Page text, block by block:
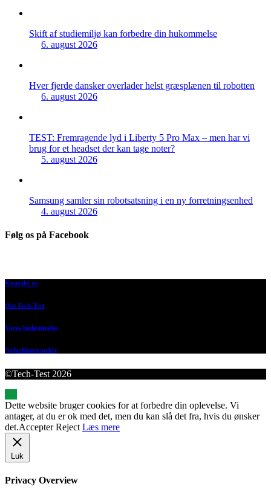
Skift af studiemiljø kan forbedre din hukommelse
6. august 2026
Hver fjerde dansker overlader helst græsplænen til robotten
6. august 2026
TEST: Fremragende lyd i Liberty 5 Pro Max – men har vi
brug for et headset der kan tage noter?
5. august 2026
Samsung samler sin robotsatsning i en ny forretningsenhed
4. august 2026
Følg os på Facebook
Kontakt os
Om Tech-Test
Vores bedømmelse
Nyhedsbrevsarkiv
©Tech-Test 2026
Dette website bruger cookies for at forbedre din oplevelse. Vi
antager, at du er ok med det, men du kan slå det fra, hvis du ønsker
det.Accepter Reject Læs mere
Luk
Privacy Overview